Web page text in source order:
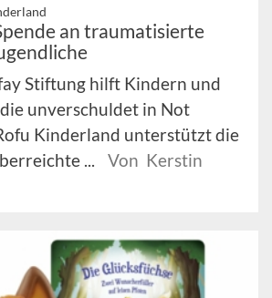
an traumatisierte
Stiftung hilft Kindern und
unverschuldet in Not
Kinderland unterstützt die
...
Von Kerstin